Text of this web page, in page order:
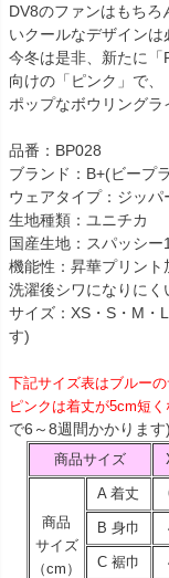
DV8のファンはもちろ
いクールなデザインは
今冬は是非、新たに
向けの「ピンク」で、
ポップなボウリングラ
品番：BP028
ブランド：B+(ビープ
ウェアタイプ：ジッパ
生地種類：ユニチカ
国産生地：スパッシー
機能性：昇華プリント
洗濯後シワになりにく
サイズ：XS・S・M・
す)
下記サイズ表はブルーの
ピンクは着丈が5cm短く
で6～8週間かかります)
商品サイズ
商品
サイズ
（cm）
A 着丈
B 身巾
C 裾巾